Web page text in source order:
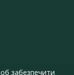
забезпечити